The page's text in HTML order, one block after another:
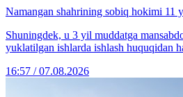
Namangan shahrining sobiq hokimi 11
Shuningdek, u 3 yil muddatga
yuklatilgan ishlarda ishlash huquqidan
16:57 / 07.08.2026